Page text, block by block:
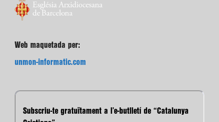
Web maquetada per:
unmon-informatic.com
Subscriu-te gratuïtament a l’e-butlletí de “Catalunya